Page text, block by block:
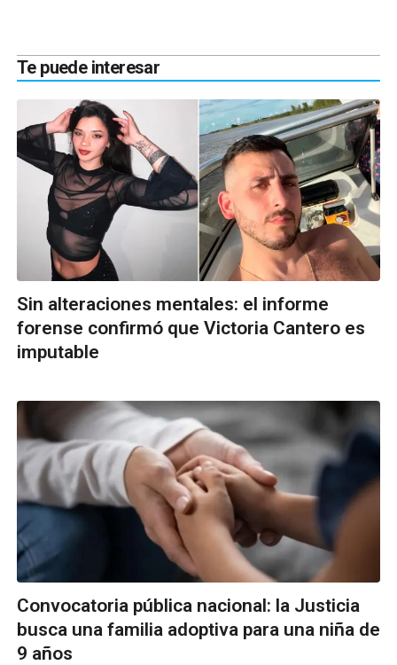
Te puede interesar
Sin alteraciones mentales: el informe
forense confirmó que Victoria Cantero es
imputable
Convocatoria pública nacional: la Justicia
busca una familia adoptiva para una niña de
9 años